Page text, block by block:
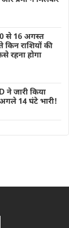
से 16 अगस्त
राशियों की
रहना होगा
ने जारी किया
14 घंटे भारी!